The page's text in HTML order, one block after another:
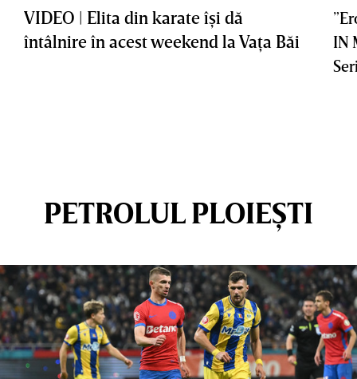
VIDEO | Elita din karate îşi dă
întâlnire în acest weekend la Vaţa Băi
IN
PETROLUL PLOIEȘTI